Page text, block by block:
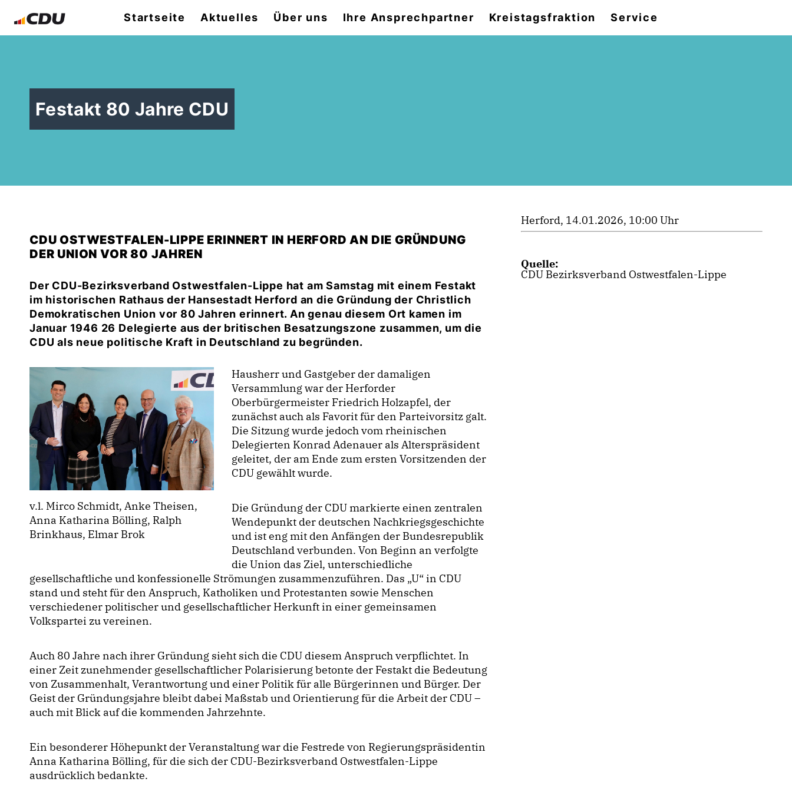
Startseite Aktuelles Über uns Ihre Ansprechpartner Kreistagsfraktion Service
Festakt 80 Jahre CDU
CDU OSTWESTFALEN-LIPPE ERINNERT IN HERFORD AN DIE GRÜNDUNG
DER UNION VOR 80 JAHREN
Der CDU-Bezirksverband Ostwestfalen-Lippe hat am Samstag mit einem Festakt
im historischen Rathaus der Hansestadt Herford an die Gründung der Christlich
Demokratischen Union vor 80 Jahren erinnert. An genau diesem Ort kamen im
Januar 1946 26 Delegierte aus der britischen Besatzungszone zusammen, um die
CDU als neue politische Kraft in Deutschland zu begründen.
v.l. Mirco Schmidt, Anke Theisen,
Anna Katharina Bölling, Ralph
Brinkhaus, Elmar Brok
Hausherr und Gastgeber der damaligen
Versammlung war der Herforder
Oberbürgermeister Friedrich Holzapfel, der
zunächst auch als Favorit für den Parteivorsitz galt.
Die Sitzung wurde jedoch vom rheinischen
Delegierten Konrad Adenauer als Alterspräsident
geleitet, der am Ende zum ersten Vorsitzenden der
CDU gewählt wurde.
Die Gründung der CDU markierte einen zentralen
Wendepunkt der deutschen Nachkriegsgeschichte
und ist eng mit den Anfängen der Bundesrepublik
Deutschland verbunden. Von Beginn an verfolgte
die Union das Ziel, unterschiedliche
gesellschaftliche und konfessionelle Strömungen zusammenzuführen. Das „U“ in CDU
stand und steht für den Anspruch, Katholiken und Protestanten sowie Menschen
verschiedener politischer und gesellschaftlicher Herkunft in einer gemeinsamen
Volkspartei zu vereinen.
Auch 80 Jahre nach ihrer Gründung sieht sich die CDU diesem Anspruch verpflichtet. In
einer Zeit zunehmender gesellschaftlicher Polarisierung betonte der Festakt die Bedeutung
von Zusammenhalt, Verantwortung und einer Politik für alle Bürgerinnen und Bürger. Der
Geist der Gründungsjahre bleibt dabei Maßstab und Orientierung für die Arbeit der CDU –
auch mit Blick auf die kommenden Jahrzehnte.
Ein besonderer Höhepunkt der Veranstaltung war die Festrede von Regierungspräsidentin
Anna Katharina Bölling, für die sich der CDU-Bezirksverband Ostwestfalen-Lippe
ausdrücklich bedankte.
Herford, 14.01.2026, 10:00 Uhr
Quelle:
CDU Bezirksverband Ostwestfalen-Lippe